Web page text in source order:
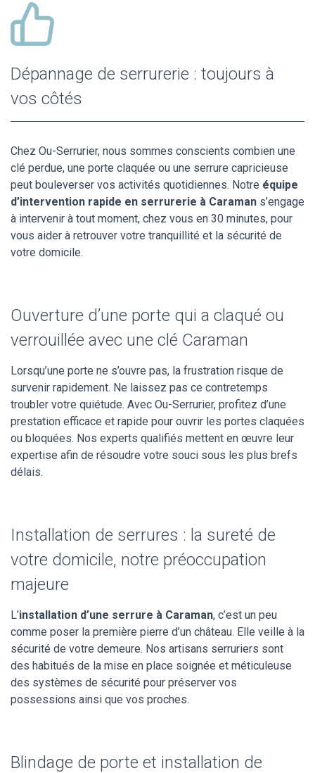
Dépannage de serrurerie : toujours à
vos côtés
Chez Ou-Serrurier, nous sommes conscients combien une
clé perdue, une porte claquée ou une serrure capricieuse
peut bouleverser vos activités quotidiennes. Notre équipe
d’intervention rapide en serrurerie à Caraman s’engage
à intervenir à tout moment, chez vous en 30 minutes, pour
vous aider à retrouver votre tranquillité et la sécurité de
votre domicile.
Ouverture d’une porte qui a claqué ou
verrouillée avec une clé Caraman
Lorsqu’une porte ne s’ouvre pas, la frustration risque de
survenir rapidement. Ne laissez pas ce contretemps
troubler votre quiétude. Avec Ou-Serrurier, profitez d’une
prestation efficace et rapide pour ouvrir les portes claquées
ou bloquées. Nos experts qualifiés mettent en œuvre leur
expertise afin de résoudre votre souci sous les plus brefs
délais.
Installation de serrures : la sureté de
votre domicile, notre préoccupation
majeure
L’installation d’une serrure à Caraman, c’est un peu
comme poser la première pierre d’un château. Elle veille à la
sécurité de votre demeure. Nos artisans serruriers sont
des habitués de la mise en place soignée et méticuleuse
des systèmes de sécurité pour préserver vos
possessions ainsi que vos proches.
Blindage de porte et installation de